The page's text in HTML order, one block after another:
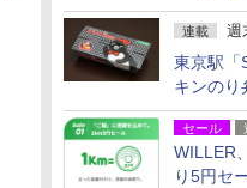
水ギアシ
連載 週
東京駅「
キンのり
セール
WILLER
り5円セ